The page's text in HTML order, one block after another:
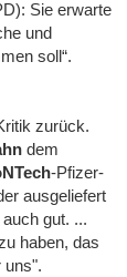
Sie erwarte
und
soll“.
zurück.
dem
-Pfizer-
ausgeliefert
gut. ...
haben, das
uns".